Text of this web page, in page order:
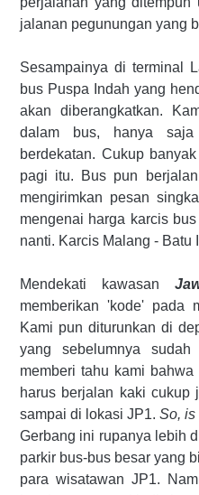
jalanan pegunungan yang
Sesampainya di terminal
bus Puspa Indah yang
akan diberangkatkan.
dalam bus, hanya
berdekatan. Cukup
pagi itu. Bus pun
mengirimkan pesan
mengenai harga karcis
nanti. Karcis Malang - Batu
Mendekati kawasan
memberikan 'kode' pada
Kami pun diturunkan di
yang sebelumnya
memberi tahu kami
harus berjalan kaki cukup
sampai di lokasi JP1. So, is
Gerbang ini rupanya lebih
parkir bus-bus besar yang
para wisatawan JP1.